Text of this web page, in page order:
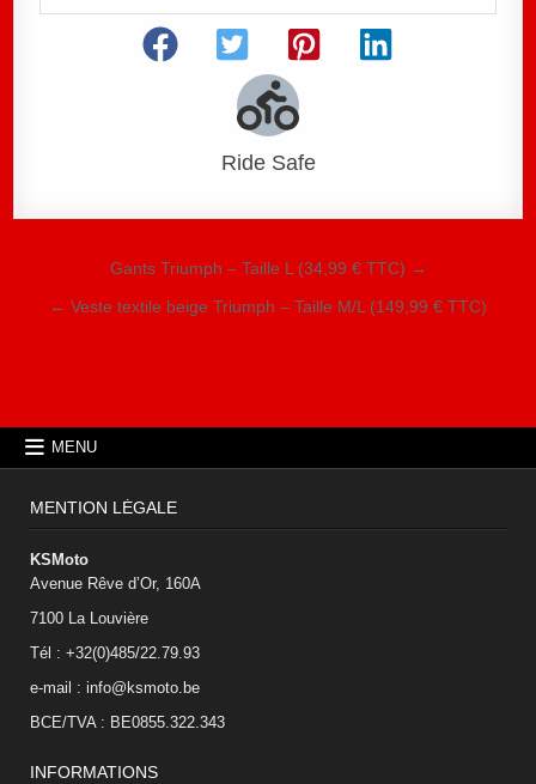
Ride Safe
Navigation de l’article
Gants Triumph – Taille L (34,99 € TTC) →
← Veste textile beige Triumph – Taille M/L (149,99 € TTC)
MENU
MENTION LÉGALE
KSMoto
Avenue Rêve d’Or, 160A
7100 La Louvière
Tél : +32(0)485/22.79.93
e-mail : info@ksmoto.be
BCE/TVA : BE0855.322.343
INFORMATIONS